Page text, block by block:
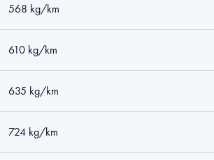
568 kg/km
610 kg/km
635 kg/km
724 kg/km